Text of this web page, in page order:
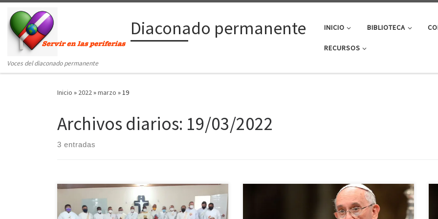
Saltar al contenido
Diaconado permanente
Voces del diaconado permanente
INICIO BIBLIOTECA
RECURSOS
Inicio » 2022»marzo »19
Archivos diarios: 19/03/2022
3 entradas
O Encontro de Formação Permanente dos Diáconos
Constitución Apostólica sobre la Curia Romana y su